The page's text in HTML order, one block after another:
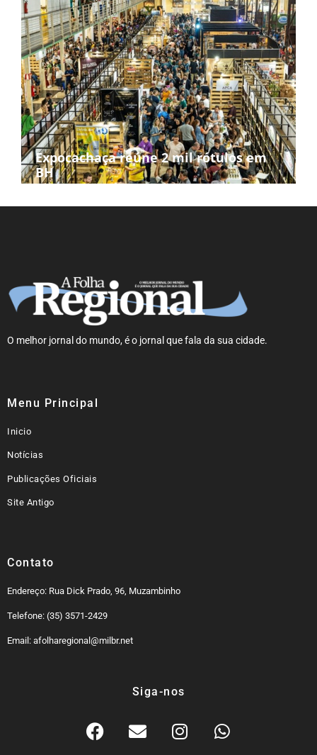
Expocachaça reúne 2 mil rótulos em
BH
O melhor jornal do mundo, é o jornal que fala da sua cidade.
Menu Principal
Inicio
Notícias
Publicações Oficiais
Site Antigo
Contato
Endereço: Rua Dick Prado, 96, Muzambinho
Telefone: (35) 3571-2429
Email: afolharegional@milbr.net
Siga-nos